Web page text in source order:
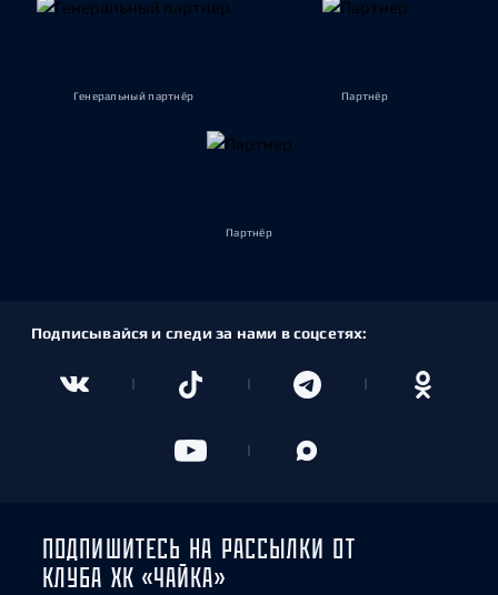
Генеральный партнёр Партнёр
Партнёр
Подписывайся и следи за нами в соцсетях:
ПОДПИШИТЕСЬ НА РАССЫЛКИ ОТ
КЛУБА ХК «ЧАЙКА»